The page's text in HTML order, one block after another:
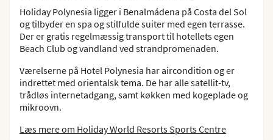
Holiday Polynesia ligger i Benalmádena på Costa del Sol
og tilbyder en spa og stilfulde suiter med egen terrasse.
Der er gratis regelmæssig transport til hotellets egen
Beach Club og vandland ved strandpromenaden.
Værelserne på Hotel Polynesia har aircondition og er
indrettet med orientalsk tema. De har alle satellit-tv,
trådløs internetadgang, samt køkken med kogeplade og
mikroovn.
Læs mere om Holiday World Resorts Sports Centre